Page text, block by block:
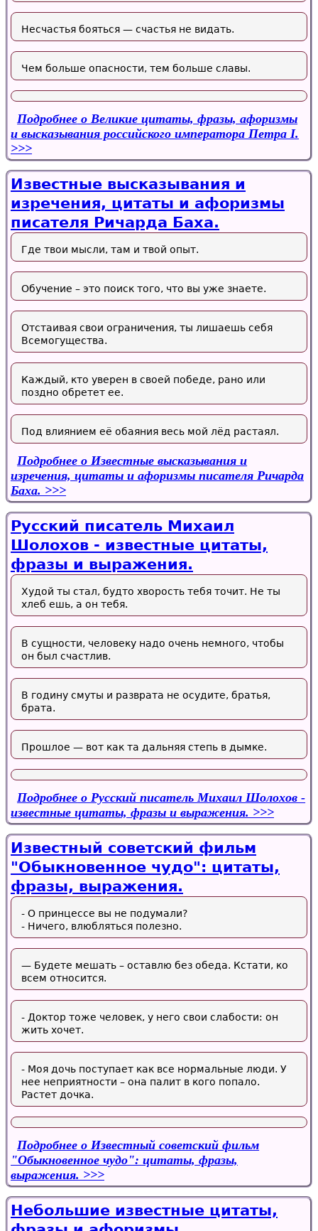
Несчастья бояться — счастья не видать.
Чем больше опасности, тем больше славы.
Подробнее о Великие цитаты, фразы, афоризмы
и высказывания российского императора Петра I.
Известные высказывания и
изречения, цитаты и афоризмы
писателя Ричарда Баха.
Где твои мысли, там и твой опыт.
Обучение – это поиск того, что вы уже знаете.
Отстаивая свои ограничения, ты лишаешь себя
Всемогущества.
Каждый, кто уверен в своей победе, рано или
поздно обретет ее.
Под влиянием её обаяния весь мой лёд растаял.
Подробнее о Известные высказывания и
изречения, цитаты и афоризмы писателя Ричарда
Баха.
Русский писатель Михаил
Шолохов - известные цитаты,
фразы и выражения.
Худой ты стал, будто хворость тебя точит. Не ты
хлеб ешь, а он тебя.
В сущности, человеку надо очень немного, чтобы
он был счастлив.
В годину смуты и разврата не осудите, братья,
брата.
Прошлое — вот как та дальняя степь в дымке.
Подробнее о Русский писатель Михаил Шолохов -
известные цитаты, фразы и выражения.
Известный советский фильм
"Обыкновенное чудо": цитаты,
фразы, выражения.
- О принцессе вы не подумали?
- Ничего, влюбляться полезно.
— Будете мешать – оставлю без обеда. Кстати, ко
всем относится.
- Доктор тоже человек, у него свои слабости: он
жить хочет.
- Моя дочь поступает как все нормальные люди. У
нее неприятности – она палит в кого попало.
Растет дочка.
Подробнее о Известный советский фильм
"Обыкновенное чудо": цитаты, фразы,
выражения.
Небольшие известные цитаты,